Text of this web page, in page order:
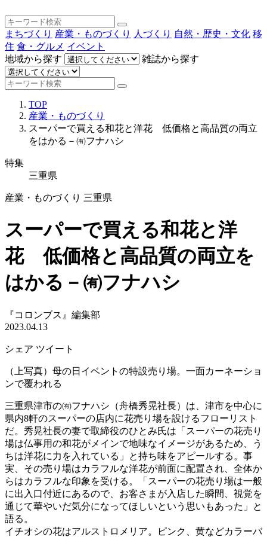
まちづくり 産業・ものづくり 人づくり 自然・歴史・文化 移
住 食・グルメ イベント
地域から探す
雑誌から探す
TOP
産業・ものづくり
スーパーで買える和花と洋花 低価格と高品質の両立
をはかる－㈲フナハシ
特集
三重県
産業・ものづくり 三重県
スーパーで買える和花と洋
花 低価格と高品質の両立を
はかる－㈲フナハシ
『コロンブス』編集部
2023.04.13
シェア ツイート
（上写真）母の日イベントの特設売り場。一面カーネーショ
ンで覆われる
三重県津市の㈲フナハシ（舟橋秀晃社長）は、津市を中心に
県内8軒のスーパーの店内に花売り場を設けるフローリスト
だ。秀晃社長の妻で取締役のひとみ氏は「スーパーの花売り
場は仏事用の和花がメインで地味なイメージがあるため、う
ちは洋花に力を入れている」と持ち味をアピールする。事
実、その売り場はカラフルな洋花が前面に配置され、全体か
らはカラフルな印象を受ける。「スーパーの花売り場は一般
に出入口付近にあるので、お客さまが入店した瞬間、視覚を
通じて華やいだ気分になってほしいという思いもあった」と
語る。
イチオシの花はアルストロメリア。ピンク、黄などカラーバ